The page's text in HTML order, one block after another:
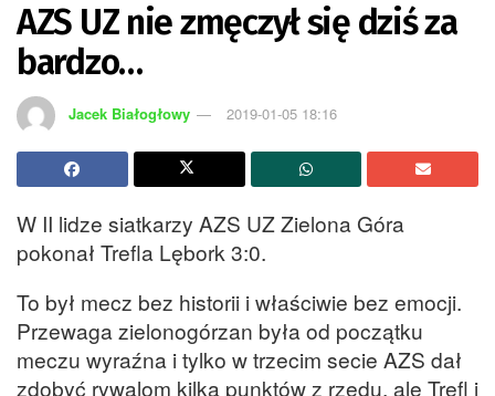
AZS UZ nie zmęczył się dziś za
bardzo…
Jacek Białogłowy 2019-01-05 18:16
W II lidze siatkarzy AZS UZ Zielona Góra
pokonał Trefla Lębork 3:0.
To był mecz bez historii i właściwie bez emocji.
Przewaga zielonogórzan była od początku
meczu wyraźna i tylko w trzecim secie AZS dał
zdobyć rywalom kilka punktów z rzędu, ale Trefl i